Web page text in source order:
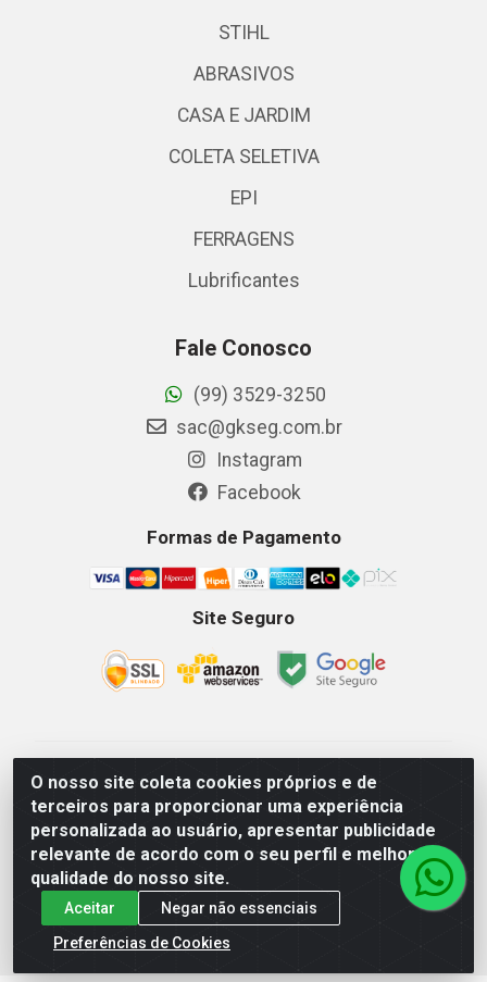
O nosso site coleta cookies próprios e de
terceiros para proporcionar uma experiência
personalizada ao usuário, apresentar publicidade
relevante de acordo com o seu perfil e melhorar a
qualidade do nosso site.
Aceitar
Negar não essenciais
Preferências de Cookies
STIHL
ABRASIVOS
CASA E JARDIM
COLETA SELETIVA
EPI
FERRAGENS
Lubrificantes
Fale Conosco
(99) 3529-3250
sac@gkseg.com.br
Instagram
Facebook
Formas de Pagamento
Site Seguro
GKSEG EPI Maquinas e Equipamentos LTDA - Av. Getulio
Vargas, 2066 Centro, Imperatriz/MA - CEP 65.903-280 -
CNPJ 11.191.946/0001-07 - Horários: Segunda-Sexta
08as18hs, Sábados 08as12hs